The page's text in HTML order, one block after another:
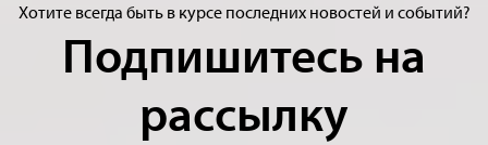
Хотите всегда быть в курсе последних новостей и событий?
Подпишитесь на
рассылку